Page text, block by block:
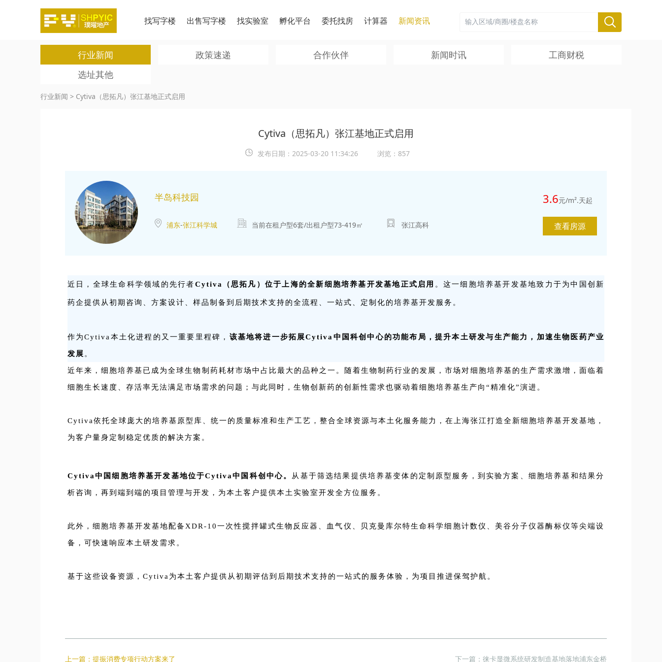
找写字楼 出售写字楼 找实验室 孵化平台 委托找房 计算器 新闻资讯
行业新闻 政策速递 合作伙伴 新闻时讯
工商财税
选址其他
行业新闻 > Cytiva（思拓凡）张江基地正式启用
Cytiva（思拓凡）张江基地正式启用
发布日期： 2025-03-20 11:34:26 浏览：857
半岛科技园
浦东-张江科学城 当前在租户型6套/出租户型73-419㎡ 张江高科
3.6元/m².天起
查看房源
近日，全球生命科学领域的先行者Cytiva（思拓凡）位于上海的全新细胞培养基开发基地正式启用 。这一细胞培养基开发基地致力于为中国创新
药企提供从初期咨询、方案设计、样品制备到后期技术支持的全流程、一站式、定制化的培养基开发服务。
作为Cytiva本土化进程的又一重要里程碑， 该基地将进一步拓展Cytiva中国科创中心的功能布局，提升本土研发与生产能力，加速生物医药产业
发展 。
近年来，细胞培养基已成为全球生物制药耗材市场中占比最大的品种之一。随着生物制药行业的发展，市场对细胞培养基的生产需求激增，面临着
细胞生长速度、存活率无法满足市场需求的问题；与此同时，生物创新药的创新性需求也驱动着细胞培养基生产向“精准化”演进。
Cytiva依托全球庞大的培养基原型库、统一的质量标准和生产工艺，整合全球资源与本土化服务能力，在上海张江打造全新细胞培养基开发基地，
为客户量身定制稳定优质的解决方案。
Cytiva中国细胞培养基开发基地位于Cytiva中国科创中心。 从基于筛选结果提供培养基变体的定制原型服务，到实验方案、细胞培养基和结果分
析咨询，再到端到端的项目管理与开发，为本土客户提供本土实验室开发全方位服务。
此外，细胞培养基开发基地配备XDR-10一次性搅拌罐式生物反应器、血气仪、贝克曼库尔特生命科学细胞计数仪、美谷分子仪器酶标仪等尖端设
备，可快速响应本土研发需求。
基于这些设备资源，Cytiva为本土客户提供从初期评估到后期技术支持的一站式的服务体验，为项目推进保驾护航。
上一篇：提振消费专项行动方案来了 下一篇：徕卡显微系统研发制造基地落地浦东金桥